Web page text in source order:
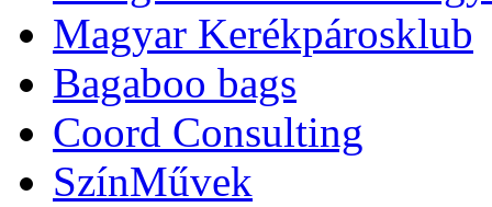
Magyar Kerékpárosklub
Bagaboo bags
Coord Consulting
SzínMűvek